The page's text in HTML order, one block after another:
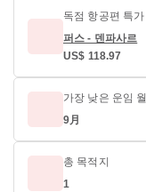
독점 항공편 특가
퍼스 - 덴파사르
US$ 118.97
가장 낮은 운임 월
9月
총 목적지
1